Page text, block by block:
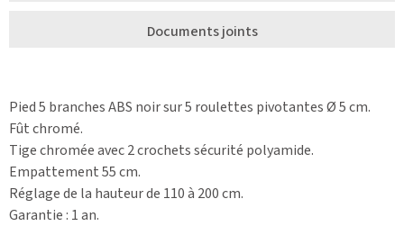
Documents joints
Pied 5 branches ABS noir sur 5 roulettes pivotantes Ø 5 cm.
Fût chromé.
Tige chromée avec 2 crochets sécurité polyamide.
Empattement 55 cm.
Réglage de la hauteur de 110 à 200 cm.
Garantie : 1 an.